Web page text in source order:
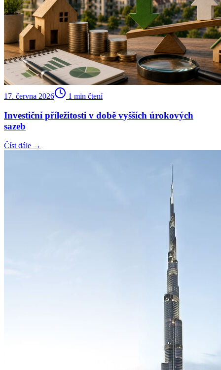
17. června 2026 1 min čtení
Investiční příležitosti v době vyšších úrokových
sazeb
Číst dále →